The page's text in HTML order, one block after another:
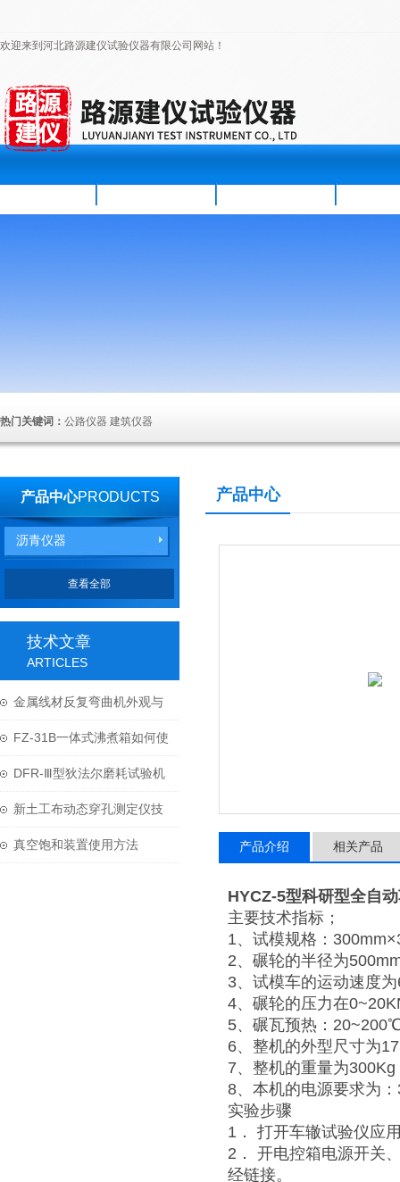
欢迎来到河北路源建仪试验仪器有限公司网站！
热门关键词： 公路仪器 建筑仪器
产品中心PRODUCTS
沥青仪器
查看全部
技术文章
ARTICLES
金属线材反复弯曲机外观与
结构
FZ-31B一体式沸煮箱如何使
用与维护？
DFR-Ⅲ型狄法尔磨耗试验机
技术参数
新土工布动态穿孔测定仪技
术参数
真空饱和装置使用方法
产品中心
产品介绍 相关产品
HYCZ-5型科研型全自
主要技术指标；
1、试模规格：
2、碾轮的半径为
3、试模车的运动速度
4、碾轮的压力在
5、碾瓦预热：
6、整机的外型尺寸为
7、整机的重量为300Kg
8、本机的电源要求为
实验步骤
1． 打开车辙试验仪应
2． 开电控箱电源开关
经链接。